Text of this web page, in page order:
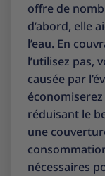
offre de
d’abord, elle
l’eau. En
l’utilisez pas,
causée par
économiserez
réduisant le
une
nécessaires